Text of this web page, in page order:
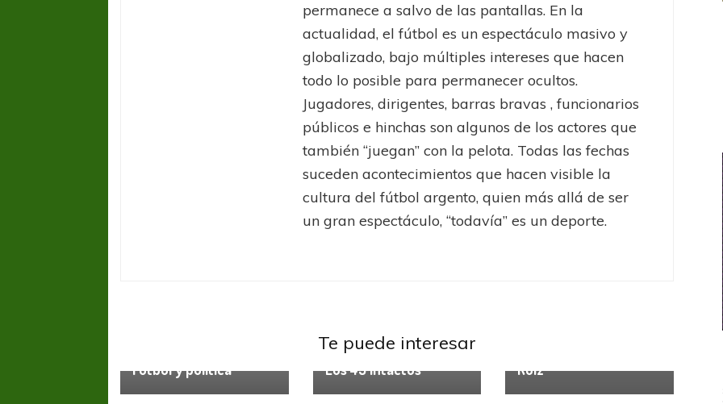
permanece a salvo de las pantallas. En la
actualidad, el fútbol es un espectáculo masivo y
globalizado, bajo múltiples intereses que hacen
todo lo posible para permanecer ocultos.
Jugadores, dirigentes, barras bravas , funcionarios
públicos e hinchas son algunos de los actores que
también “juegan” con la pelota. Todas las fechas
suceden acontecimientos que hacen visible la
cultura del fútbol argento, quien más allá de ser
un gran espectáculo, “todavía” es un deporte.
Te puede interesar
Fútbol y política
Columnas
Los 49 intactos
Ruiz
FÚTBOL FEMENINO
REGIONAL AMATEUR
Verónica jugará ante Estrella del Sur en el
Federal
FÚTBOL FEMENINO
LIGA DE LA COSTA
Las campeonas festejaron ante su gente